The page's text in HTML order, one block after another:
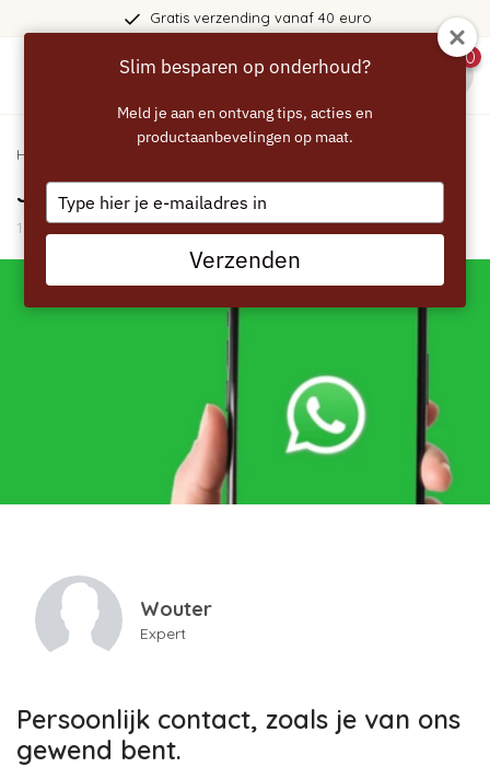
Gratis verzending vanaf 40 euro
0
Home
Je kunt ons ook Whatsappen!
10 Maart 2026
Wouter
Expert
Persoonlijk contact, zoals je van ons
gewend bent.
Slim besparen op onderhoud?
Meld je aan en ontvang tips, acties en
productaanbevelingen op maat.
Type
your
email
Verzenden